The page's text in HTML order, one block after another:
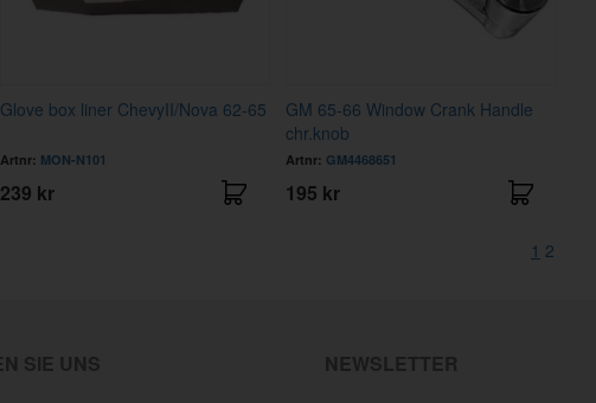
Glove box liner ChevyII/Nova 62-65
Artnr: MON-N101
239 kr
GM 65-66 Window Crank Handle
chr.knob
Artnr: GM4468651
195 kr
1 2